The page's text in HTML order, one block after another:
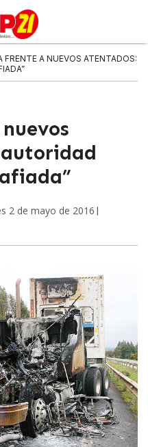
FRENTE A NUEVOS ATENTADOS:
2 de mayo de 2016